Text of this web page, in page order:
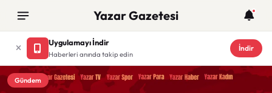
Yazar Gazetesi
Uygulamayı İndir
Haberleri anında takip edin
İndir
Gündem